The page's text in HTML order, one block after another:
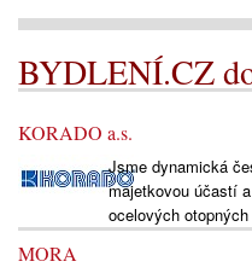
BYDLENÍ.CZ
KORADO a.s.
Jsme dynamická
majetkovou účastí
ocelových
MORA